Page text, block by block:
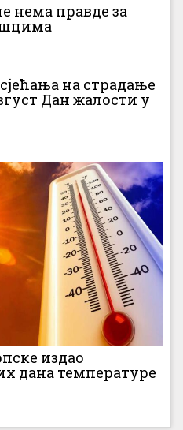
нема правде за
на страдање
Дан жалости у
издао
дана температуре